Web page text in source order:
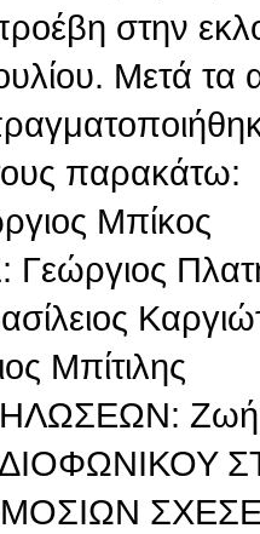
στην
Μετά
παρακάτω:
Μπίκος
Μπίτιλης
Ζωή